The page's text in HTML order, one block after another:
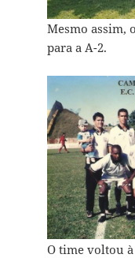
Mesmo assim,
para a A-2.
O time voltou